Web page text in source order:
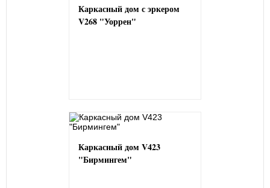
Каркасный дом с эркером
V268 "Уоррен"
Каркасный дом V423
"Бирмингем"